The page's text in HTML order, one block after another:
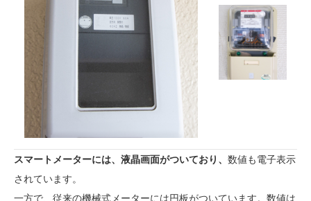
スマートメーターには、液晶画面がついており、 数値も電子表示
されています。
一方で、従来の機械式メーターには円板がついています。数値は